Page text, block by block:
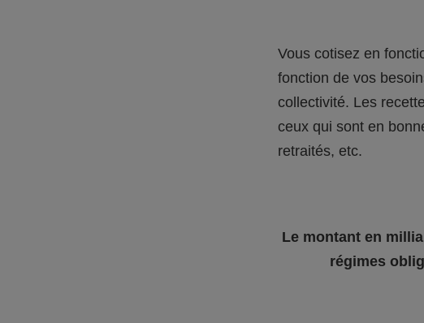
Vous cotisez en
fonction de vos
collectivité. Les
ceux qui sont en
retraités, etc.
Le montant en
régimes